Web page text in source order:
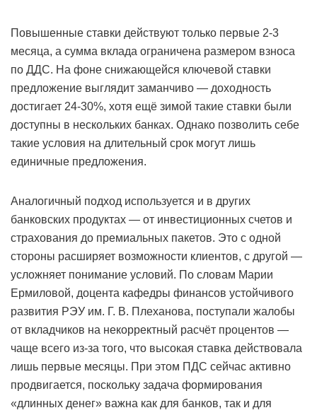
Повышенные ставки действуют только первые 2-3
месяца, а сумма вклада ограничена размером взноса
по ДДС. На фоне снижающейся ключевой ставки
предложение выглядит заманчиво — доходность
достигает 24-30%, хотя ещё зимой такие ставки были
доступны в нескольких банках. Однако позволить себе
такие условия на длительный срок могут лишь
единичные предложения.
Аналогичный подход используется и в других
банковских продуктах — от инвестиционных счетов и
страхования до премиальных пакетов. Это с одной
стороны расширяет возможности клиентов, с другой —
усложняет понимание условий. По словам Марии
Ермиловой, доцента кафедры финансов устойчивого
развития РЭУ им. Г. В. Плеханова, поступали жалобы
от вкладчиков на некорректный расчёт процентов —
чаще всего из-за того, что высокая ставка действовала
лишь первые месяцы. При этом ПДС сейчас активно
продвигается, поскольку задача формирования
«длинных денег» важна как для банков, так и для